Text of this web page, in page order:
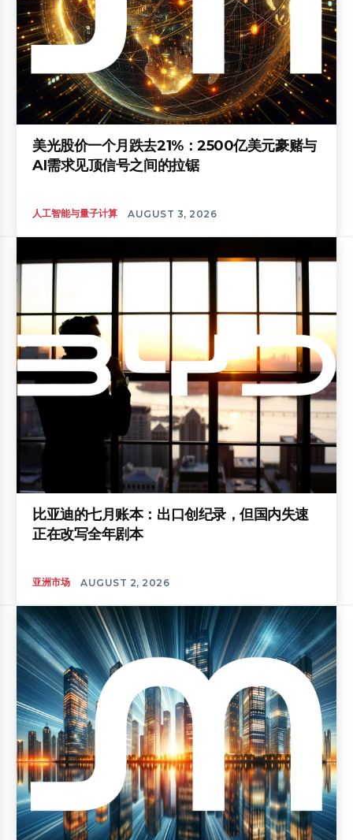
美光股价一个月跌去21%：2500亿美元豪赌与
AI需求见顶信号之间的拉锯
人工智能与量子计算 AUGUST 3, 2026
比亚迪的七月账本：出口创纪录，但国内失速
正在改写全年剧本
亚洲市场 AUGUST 2, 2026